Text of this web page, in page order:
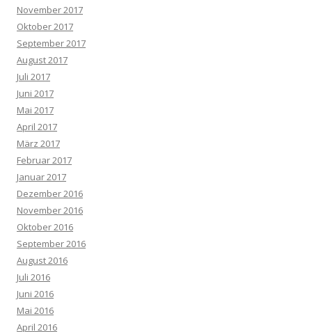
November 2017
Oktober 2017
September 2017
August 2017
Juli 2017
Juni 2017
Mai 2017
April 2017
März 2017
Februar 2017
Januar 2017
Dezember 2016
November 2016
Oktober 2016
September 2016
August 2016
Juli 2016
Juni 2016
Mai 2016
April 2016